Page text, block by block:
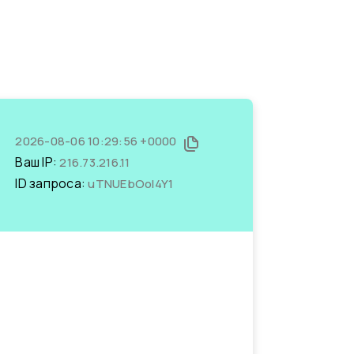
2026-08-06 10:29:56 +0000
Ваш IP:216.73.216.11
ID запроса:uTNUEbOol4Y1